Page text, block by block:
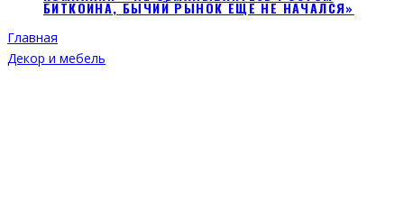
БИТКОИНА, БЫЧИЙ РЫНОК ЕЩЕ НЕ НАЧАЛСЯ»
Главная
Декор и мебель